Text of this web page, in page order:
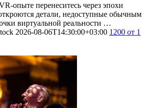
опыте перенеситесь через эпохи
детали, недоступные обычным
виртуальной реальности …
2026-08-06T14:30:00+03:00 1200 от 1